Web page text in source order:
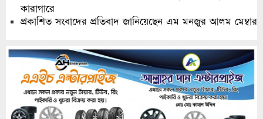
কারাগারে
প্রকাশিত সংবাদের প্রতিবাদ জানিয়েছেন এম মনজুর আলম মেম্বার